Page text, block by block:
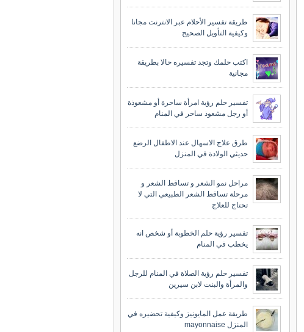
طريقة تفسير الأحلام عبر الانترنت مجانا
وكيفية التأويل الصحيح
اكتب حلمك وتجد تفسيره حالا بطريقة
مجانية
تفسير حلم رؤية امرأة ساحرة أو مشعوذة
أو رجل مشعوذ ساحر في المنام
طرق علاج الاسهال عند الاطفال الرضع
حديثي الولادة في المنزل
مراحل نمو الشعر و تساقط الشعر و
مرحلة تساقط الشعر الطبيعي التي لا
تحتاج للعلاج
تفسير رؤية حلم الخطوبة أو شخص انه
يخطب في المنام
تفسير حلم رؤية الصلاة في المنام للرجل
والمرأة والبنت لابن سيرين
طريقة عمل المايونيز وكيفية تحضيره في
المنزل mayonnaise